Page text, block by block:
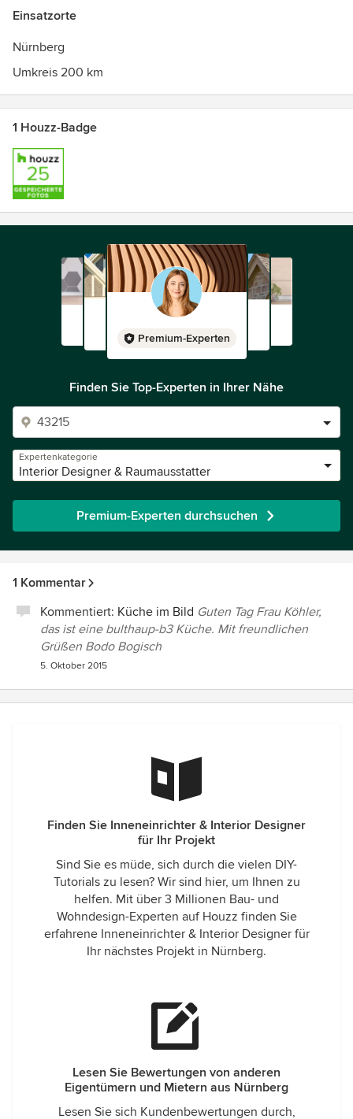
Einsatzorte
Nürnberg
Umkreis 200 km
1 Houzz-Badge
Premium-Experten
Finden Sie Top-Experten in Ihrer Nähe
Expertenkategorie
Interior Designer & Raumausstatter
Premium-Experten durchsuchen
1 Kommentar
Kommentiert: Küche im Bild Guten Tag Frau Köhler,
das ist eine bulthaup-b3 Küche. Mit freundlichen
Grüßen Bodo Bogisch
5. Oktober 2015
Finden Sie Inneneinrichter & Interior Designer
für Ihr Projekt
Sind Sie es müde, sich durch die vielen DIY-
Tutorials zu lesen? Wir sind hier, um Ihnen zu
helfen. Mit über 3 Millionen Bau- und
Wohndesign-Experten auf Houzz finden Sie
erfahrene Inneneinrichter & Interior Designer für
Ihr nächstes Projekt in Nürnberg.
Lesen Sie Bewertungen von anderen
Eigentümern und Mietern aus Nürnberg
Lesen Sie sich Kundenbewertungen durch,